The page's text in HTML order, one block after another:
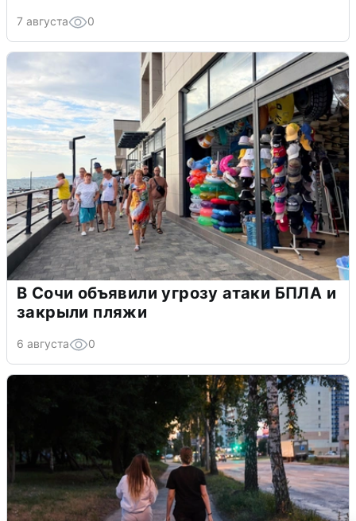
7 августа 0
В Сочи объявили угрозу атаки БПЛА и
закрыли пляжи
6 августа 0